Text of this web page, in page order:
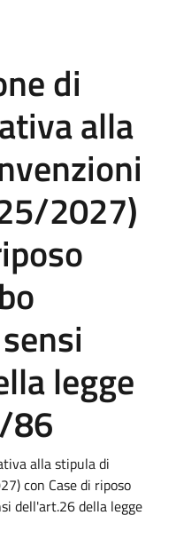
di
alla
2027)
legge
86
alla stipula di
con Case di riposo
dell'art.26 della legge